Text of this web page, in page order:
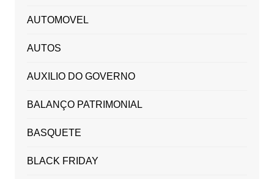
AUTOMOVEL
AUTOS
AUXILIO DO GOVERNO
BALANÇO PATRIMONIAL
BASQUETE
BLACK FRIDAY